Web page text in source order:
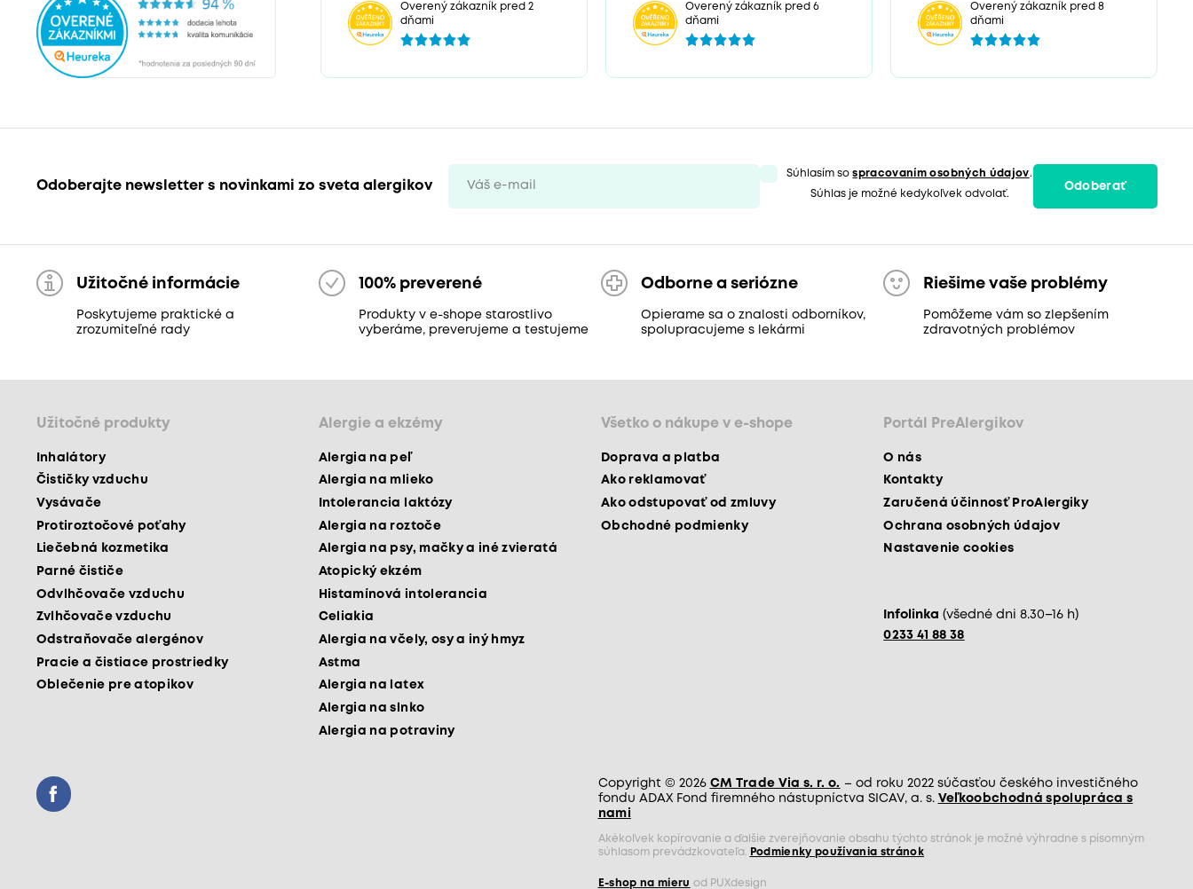
Overený zákazník pred 2
dňami
Overený zákazník pred 6
dňami
Overený zákazník pred 8
dňami
Odoberajte newsletter s novinkami zo sveta alergikov
Súhlasím sospracovaním osobných údajov.
Súhlas je možné kedykoľvek odvolať.
Odoberať
Užitočné informácie
Poskytujeme praktické a
zrozumiteľné rady
100% preverené
Produkty v e-shope starostlivo
vyberáme, preverujeme a testujeme
Odborne a seriózne
Opierame sa o znalosti odborníkov,
spolupracujeme s lekármi
Riešime vaše problémy
Pomôžeme vám so zlepšením
zdravotných problémov
Užitočné produkty
Inhalátory
Čističky vzduchu
Vysávače
Protiroztočové poťahy
Liečebná kozmetika
Parné čističe
Odvlhčovače vzduchu
Zvlhčovače vzduchu
Odstraňovače alergénov
Pracie a čistiace prostriedky
Oblečenie pre atopikov
Alergie a ekzémy
Alergia na peľ
Alergia na mlieko
Intolerancia laktózy
Alergia na roztoče
Alergia na psy, mačky a iné zvieratá
Atopický ekzém
Histamínová intolerancia
Celiakia
Alergia na včely, osy a iný hmyz
Astma
Alergia na latex
Alergia na slnko
Alergia na potraviny
Všetko o nákupe v e-shope
Doprava a platba
Ako reklamovať
Ako odstupovať od zmluvy
Obchodné podmienky
Portál PreAlergikov
O nás
Kontakty
Zaručená účinnosť ProAlergiky
Ochrana osobných údajov
Nastavenie cookies
Infolinka (všedné dni 8.30–16 h)
0233 41 88 38
Copyright © 2026 CM Trade Via s. r. o. – od roku 2022 súčasťou českého investičného
fondu ADAX Fond firemného nástupníctva SICAV, a. s. Veľkoobchodná spolupráca s
nami
Akékoľvek kopírovanie a ďalšie zverejňovanie obsahu týchto stránok je možné výhradne s písomným
súhlasom prevádzkovateľa.
Podmienky používania stránok
E-shop na mieru od PUXdesign